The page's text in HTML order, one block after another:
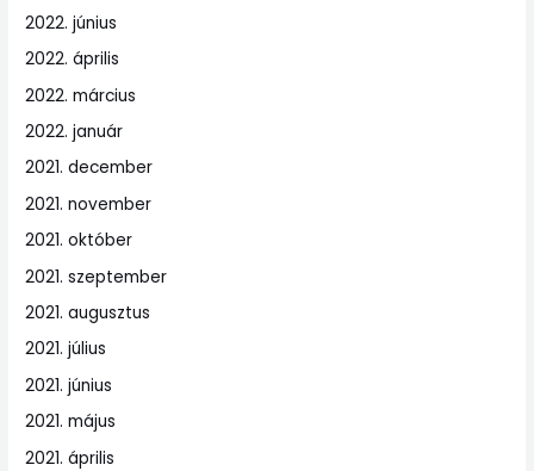
2022. június
2022. április
2022. március
2022. január
2021. december
2021. november
2021. október
2021. szeptember
2021. augusztus
2021. július
2021. június
2021. május
2021. április